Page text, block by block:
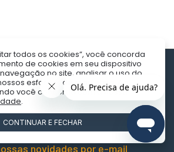
todos os cookies”, você concorda
de cookies em seu dispositivo
no site, analisar o uso do
esforços de marketing. Ao
você concorda com a nossa
.
CONTINUAR E FECHAR
novidades por e-mail